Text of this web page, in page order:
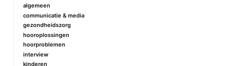
*
algemeen
communicatie & media
gezondheidszorg
hooroplossingen
hoorproblemen
interview
kinderen